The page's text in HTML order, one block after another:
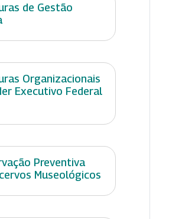
de Gestão
Organizacionais
Executivo Federal
Preventiva
Museológicos